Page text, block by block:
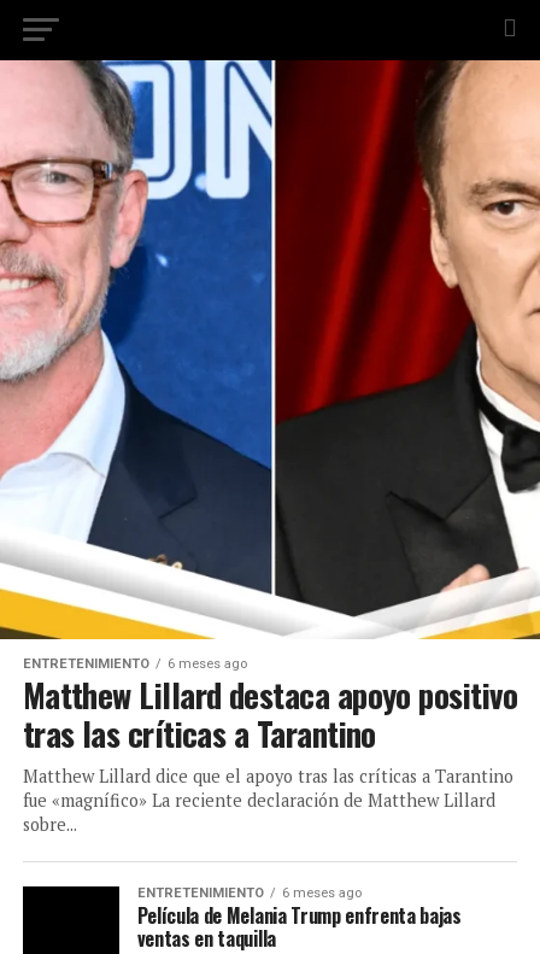
ENTRETENIMIENTO 6 meses ago
Matthew Lillard destaca apoyo positivo
tras las críticas a Tarantino
Matthew Lillard dice que el apoyo tras las críticas a Tarantino
fue «magnífico» La reciente declaración de Matthew Lillard
sobre...
ENTRETENIMIENTO 6 meses ago
Película de Melania Trump enfrenta bajas
ventas en taquilla